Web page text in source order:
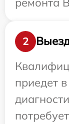
2
приедет